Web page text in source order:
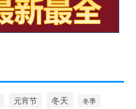
元宵节 冬天 冬季